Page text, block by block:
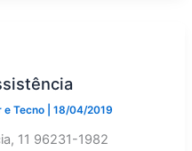
e Tecno |18/04/2019
11 96231-1982